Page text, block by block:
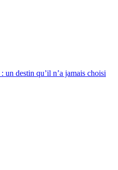
un destin qu’il n’a jamais choisi